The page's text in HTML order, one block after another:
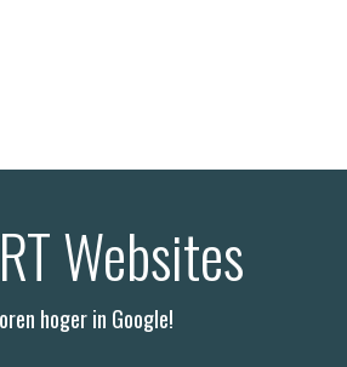
Websites
hoger in Google!